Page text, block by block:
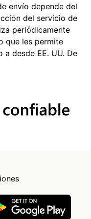
envío depende del
del servicio de
periódicamente
que les permite
desde EE. UU. De